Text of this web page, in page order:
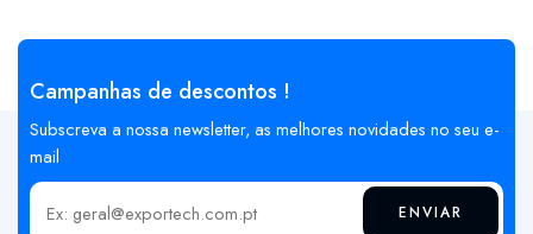
Campanhas de descontos !
Subscreva a nossa newsletter, as melhores novidades no seu e-
mail
Insira o seu email ENVIAR